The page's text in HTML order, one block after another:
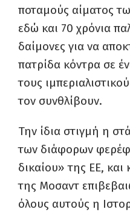
ποταμούς αίματος
εδώ και 70 χρόνια
δαίμονες για να
πατρίδα κόντρα σε
τους
τον συνθλίβουν.
Την ίδια στιγμή η
των διάφορων
δικαίου» της ΕΕ,
της Μοσαντ
όλους αυτούς η